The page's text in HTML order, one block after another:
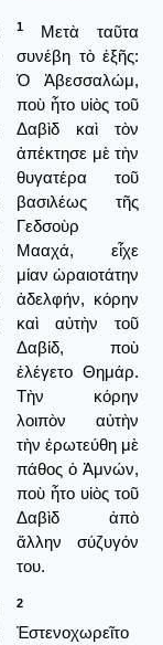
1
Μετὰ ταῦτα
συνέβη τὸ ἑξῆς:
Ὁ Ἀβεσσαλώμ,
ποὺ ἦτο υἱὸς τοῦ
Δαβὶδ καὶ τὸν
ἀπέκτησε μὲ τὴν
θυγατέρα τοῦ
βασιλέως τῆς
Γεδσοὺρ
Μααχά, εἶχε
μίαν ὡραιοτάτην
ἀδελφήν, κόρην
καὶ αὐτὴν τοῦ
Δαβίδ, ποὺ
ἐλέγετο Θημάρ.
Τὴν κόρην
λοιπὸν αὐτὴν
τὴν ἐρωτεύθη μὲ
πάθος ὁ Ἀμνών,
ποὺ ἦτο υἱὸς τοῦ
Δαβὶδ ἀπὸ
ἄλλην σύζυγόν
του.
2
Ἐστενοχωρεῖτο